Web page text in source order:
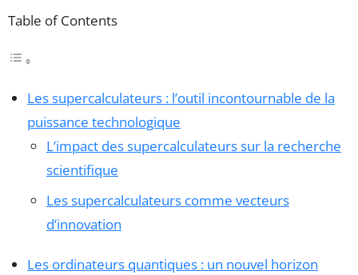
Table of Contents
Les supercalculateurs : l’outil incontournable de la
puissance technologique
L’impact des supercalculateurs sur la recherche
scientifique
Les supercalculateurs comme vecteurs
d’innovation
Les ordinateurs quantiques : un nouvel horizon